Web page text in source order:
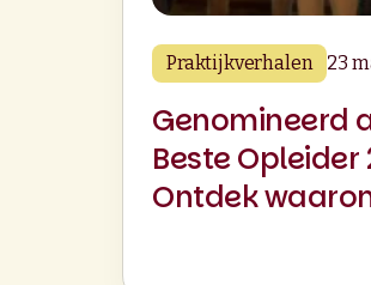
Praktijkverhalen 23
Genomineerd
Beste Opleider
Ontdek